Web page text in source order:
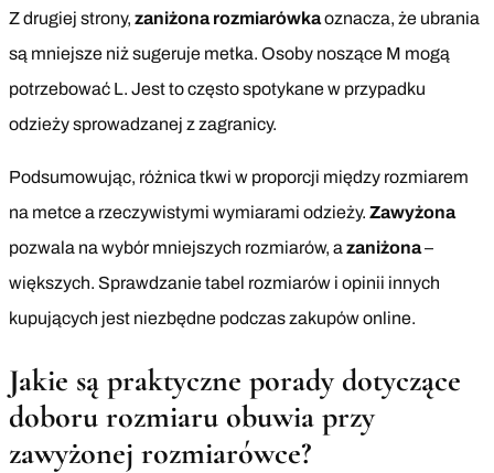
Z drugiej strony, zaniżona rozmiarówkaoznacza, że ubrania
są mniejsze niż sugeruje metka. Osoby noszące M mogą
potrzebować L. Jest to często spotykane w przypadku
odzieży sprowadzanej z zagranicy.
Podsumowując, różnica tkwi w proporcji między rozmiarem
na metce a rzeczywistymi wymiarami odzieży. Zawyżona
pozwala na wybór mniejszych rozmiarów, azaniżona–
większych. Sprawdzanie tabel rozmiarów i opinii innych
kupujących jest niezbędne podczas zakupów online.
Jakie są praktyczne porady dotyczące
doboru rozmiaru obuwia przy
zawyżonej rozmiarówce?